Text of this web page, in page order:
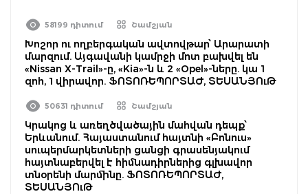
58199 դիտում Շամշյան
Խոշոր ու ողբերգական ավտովթար՝ Արարատի
մարզում. Այգավանի կամրջի մոտ բախվել են
«Nissan X-Trail»-ը, «Kia»-ն և 2 «Opel»-ները. կա 1
զոհ, 1 վիրավոր. ՖՈՏՈՌԵՊՈՐՏԱԺ, ՏԵՍԱՆՅՈւԹ
50631 դիտում Շամշյան
Կրակոց և առեղծվածային մահվան դեպք՝
Երևանում. Հայաստանում հայտնի «Բոնուս»
սուպերմարկետների ցանցի գրասենյակում
հայտնաբերվել է հիմնադիրներից գլխավոր
տնօրենի մարմինը. ՖՈՏՈՌԵՊՈՐՏԱԺ,
ՏԵՍԱՆՅՈւԹ